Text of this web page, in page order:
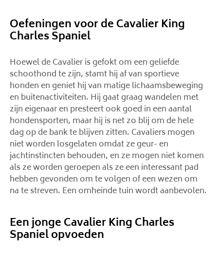
Oefeningen voor de Cavalier King
Charles Spaniel
Hoewel de Cavalier is gefokt om een ​​geliefde
schoothond te zijn, stamt hij af van sportieve
honden en geniet hij van matige lichaamsbeweging
en buitenactiviteiten. Hij gaat graag wandelen met
zijn eigenaar en presteert ook goed in een aantal
hondensporten, maar hij is net zo blij om de hele
dag op de bank te blijven zitten. Cavaliers mogen
niet worden losgelaten omdat ze geur- en
jachtinstincten behouden, en ze mogen niet komen
als ze worden geroepen als ze een interessant pad
hebben gevonden om te volgen of een wezen om
na te streven. Een omheinde tuin wordt aanbevolen.
Een jonge Cavalier King Charles
Spaniel opvoeden